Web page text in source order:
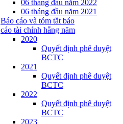
06 tháng đầu năm 2022
06 tháng đầu năm 2021
Báo cáo và tóm tắt báo
cáo tài chính hằng năm
2020
Quyết định phê duyệt
BCTC
2021
Quyết định phê duyệt
BCTC
2022
Quyết định phê duyệt
BCTC
2023